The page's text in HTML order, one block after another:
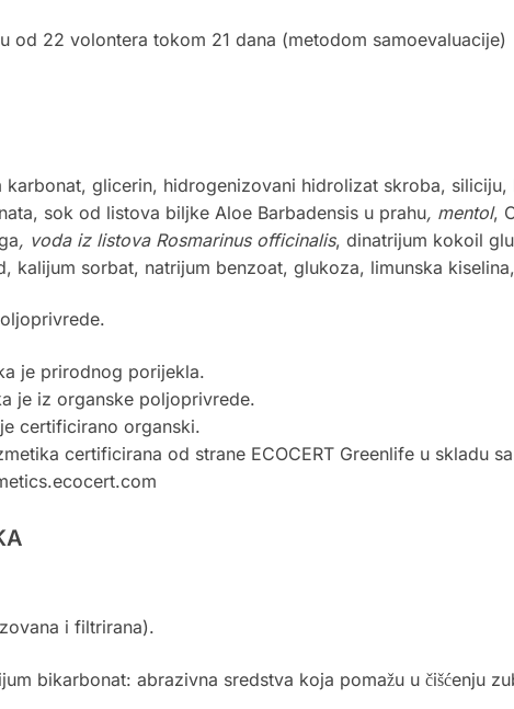
od 22 volontera tokom 21 dana (metodom samoevaluacije)
karbonat, glicerin, hidrogenizovani hidrolizat skroba, siliciju,
sok od listova biljke Aloe Barbadensis u prahu, mentol,
, voda iz listova Rosmarinus officinalis, dinatrijum kokoil
kalijum sorbat, natrijum benzoat, glukoza, limunska
je prirodnog porijekla.
je iz organske poljoprivrede.
certificirano organski.
certificirana od strane ECOCERT Greenlife u skladu
i filtrirana).
bikarbonat: abrazivna sredstva koja pomažu u čišćenju